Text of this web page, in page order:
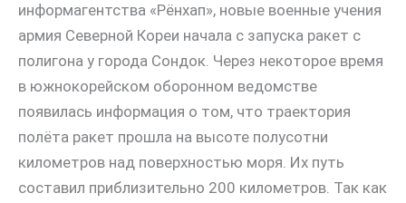
информагентства «Рёнхап», новые военные учения
армия Северной Кореи начала с запуска ракет с
полигона у города Сондок. Через некоторое время
в южнокорейском оборонном ведомстве
появилась информация о том, что траектория
полёта ракет прошла на высоте полусотни
километров над поверхностью моря. Их путь
составил приблизительно 200 километров. Так как